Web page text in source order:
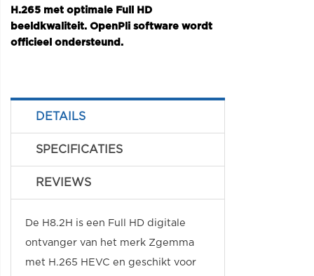
H.265 met optimale Full HD
beeldkwaliteit. OpenPli software wordt
officieel ondersteund.
DETAILS
SPECIFICATIES
REVIEWS
De H8.2H is een Full HD digitale
ontvanger van het merk Zgemma
met H.265 HEVC en geschikt voor